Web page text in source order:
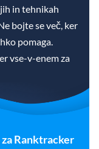
in tehnikah
bojte se več, ker
pomaga.
vse-v-enem za
Ranktracker